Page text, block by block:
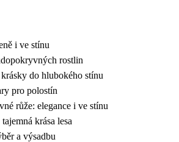
i ve stínu
rostlin
do hlubokého stínu
pro polostín
růže: elegance i ve stínu
krása lesa
a výsadbu